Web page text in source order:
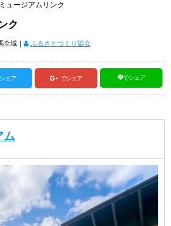
ュージアムリンク
ク
全域｜ ふるさとづくり協会
ェア でシェア でシェア
ム